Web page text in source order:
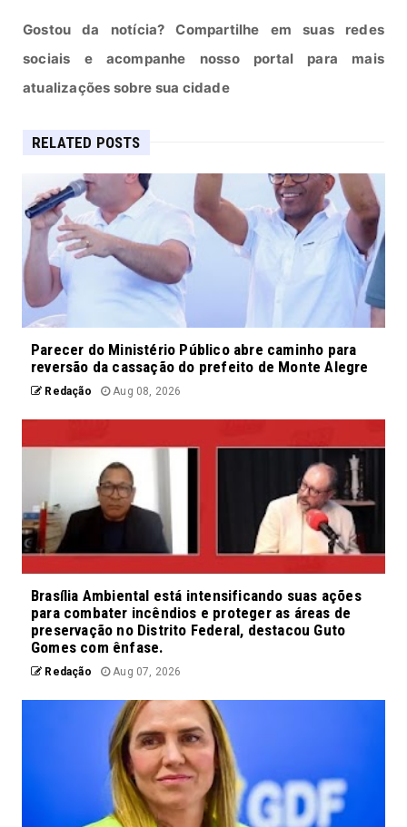
Gostou da notícia? Compartilhe em suas redes
sociais e acompanhe nosso portal para mais
atualizações sobre sua cidade
RELATED POSTS
Parecer do Ministério Público abre caminho para
reversão da cassação do prefeito de Monte Alegre
Redação Aug 08, 2026
Brasília Ambiental está intensificando suas ações
para combater incêndios e proteger as áreas de
preservação no Distrito Federal, destacou Guto
Gomes com ênfase.
Redação Aug 07, 2026